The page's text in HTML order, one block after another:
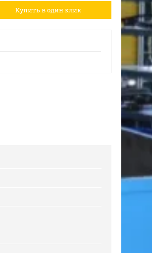
Купить в один клик